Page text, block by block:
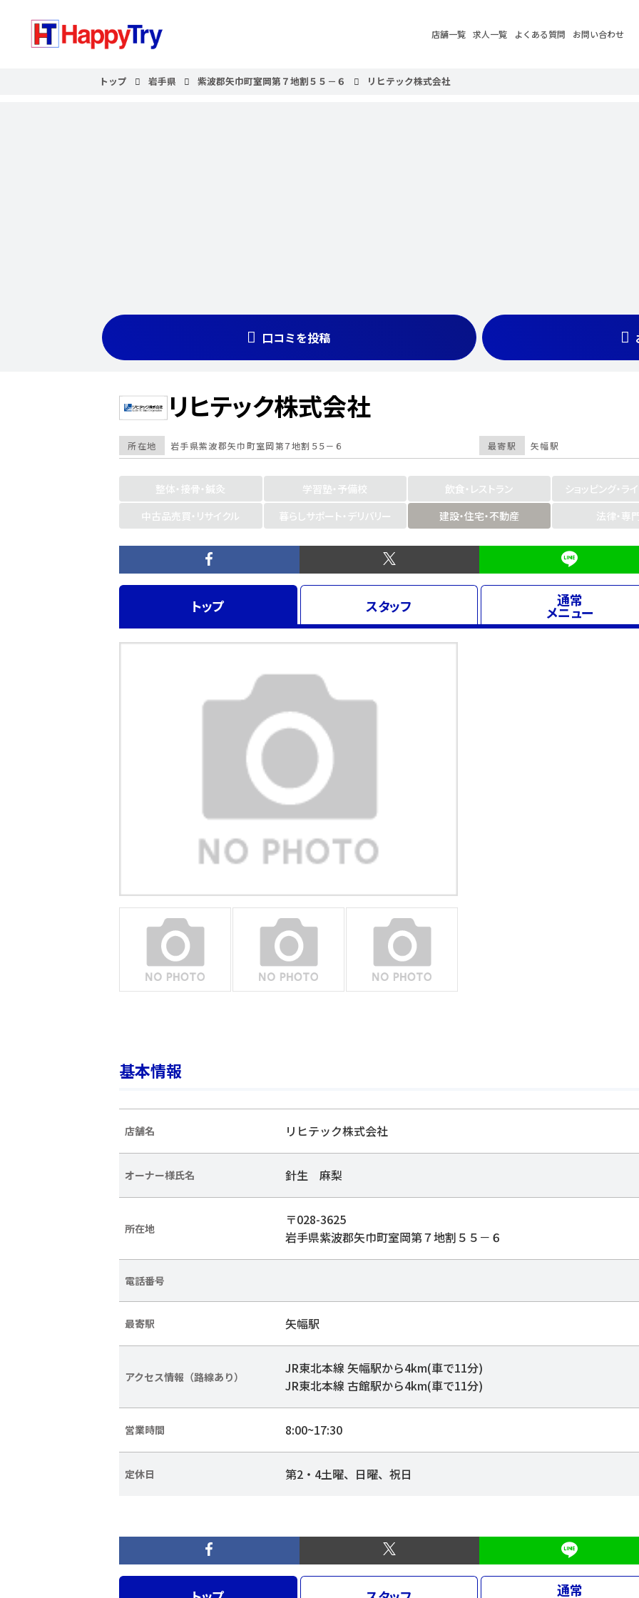
店舗一覧 求人一覧 よくある質問 お問い合わせ
トップ 岩手県 紫波郡矢巾町室岡第７地割５５－６ リヒテック株式会社
口コミを投稿
リヒテック株式会社
最寄駅 矢幅駅
所在地 岩手県紫波郡矢巾町室岡第７地割５５－６
整体・接骨・鍼灸 学習塾・予備校 飲食・レストラン
ショッピング・ラ
中古品売買・リサイクル
暮らしサポート・デリバリー 建設・住宅・不動産 法律・専
トップ スタッフ 通常
メニュー
基本情報
店舗名 リヒテック株式会社
オーナー様氏名 針生 麻梨
所在地
〒028-3625
岩手県紫波郡矢巾町室岡第７地割５５－６
電話番号
最寄駅 矢幅駅
アクセス情報（路線あり）
JR東北本線 矢幅駅から4km(車で11分)
JR東北本線 古館駅から4km(車で11分)
営業時間 8:00~17:30
定休日 第2・4土曜、日曜、祝日
通常